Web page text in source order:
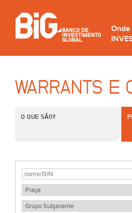
Onde
WARRANTS E
O QUE SÃO?